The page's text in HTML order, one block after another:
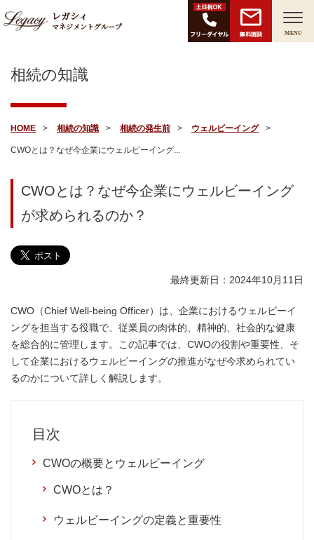
レガシィ
マネジメントグループ
無料面談 MENU
相続の知識
HOME 相続の知識 相続の発生前 ウェルビーイング
CWOとは？なぜ今企業にウェルビーイング...
CWOとは？なぜ今企業にウェルビーイング
が求められるのか？
最終更新日：2024年10月11日
CWO（Chief Well-being Officer）は、企業におけるウェルビーイ
ングを担当する役職で、従業員の肉体的、精神的、社会的な健康
を総合的に管理します。この記事では、CWOの役割や重要性、そ
して企業におけるウェルビーイングの推進がなぜ今求められてい
るのかについて詳しく解説します。
目次
CWOの概要とウェルビーイング
CWOとは？
ウェルビーイングの定義と重要性